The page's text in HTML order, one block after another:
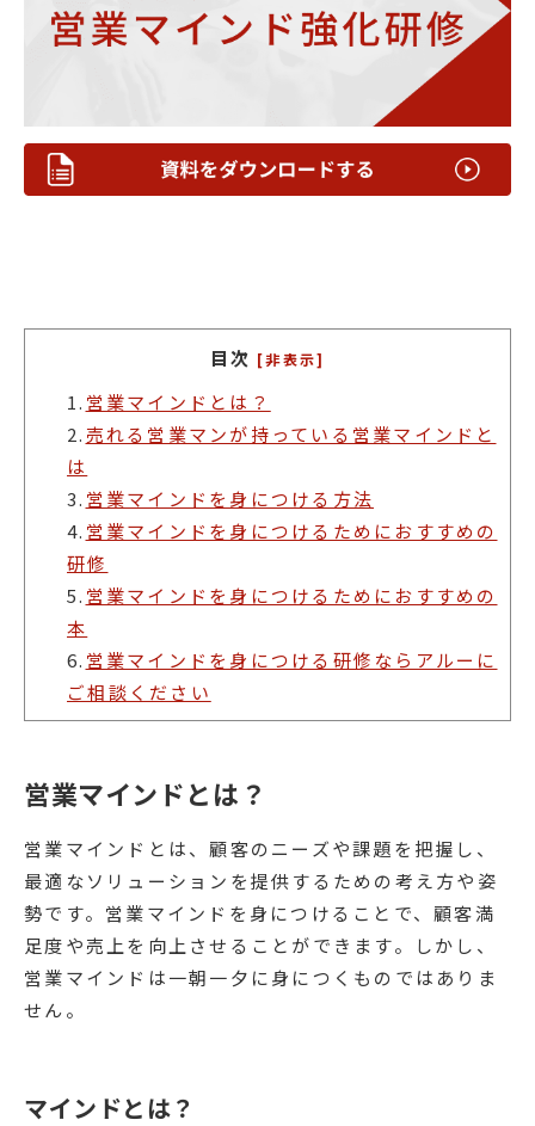
目次 [非表示]
1. 営業マインドとは？
2. 売れる営業マンが持っている営業マインドと
は
3. 営業マインドを身につける方法
4. 営業マインドを身につけるためにおすすめの
研修
5. 営業マインドを身につけるためにおすすめの
本
6. 営業マインドを身につける研修ならアルーに
ご相談ください
営業マインドとは？
営業マインドとは、顧客のニーズや課題を把握し、
最適なソリューションを提供するための考え方や姿
勢です。営業マインドを身につけることで、顧客満
足度や売上を向上させることができます。しかし、
営業マインドは一朝一夕に身につくものではありま
せん。
マインドとは？